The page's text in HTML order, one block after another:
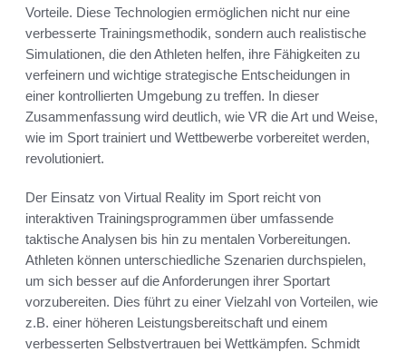
Vorteile. Diese Technologien ermöglichen nicht nur eine
verbesserte Trainingsmethodik, sondern auch realistische
Simulationen, die den Athleten helfen, ihre Fähigkeiten zu
verfeinern und wichtige strategische Entscheidungen in
einer kontrollierten Umgebung zu treffen. In dieser
Zusammenfassung wird deutlich, wie VR die Art und Weise,
wie im Sport trainiert und Wettbewerbe vorbereitet werden,
revolutioniert.
Der Einsatz von Virtual Reality im Sport reicht von
interaktiven Trainingsprogrammen über umfassende
taktische Analysen bis hin zu mentalen Vorbereitungen.
Athleten können unterschiedliche Szenarien durchspielen,
um sich besser auf die Anforderungen ihrer Sportart
vorzubereiten. Dies führt zu einer Vielzahl von Vorteilen, wie
z.B. einer höheren Leistungsbereitschaft und einem
verbesserten Selbstvertrauen bei Wettkämpfen. Schmidt